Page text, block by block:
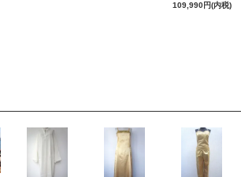
109,990円(内税)